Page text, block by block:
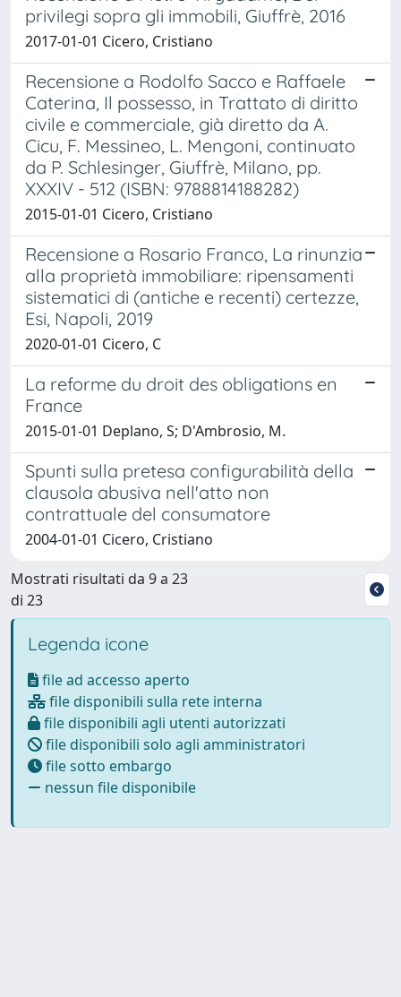
privilegi sopra gli immobili, Giuffrè, 2016
2017-01-01 Cicero, Cristiano
Recensione a Rodolfo Sacco e Raffaele
Caterina, Il possesso, in Trattato di diritto
civile e commerciale, già diretto da A.
Cicu, F. Messineo, L. Mengoni, continuato
da P. Schlesinger, Giuffrè, Milano, pp.
XXXIV - 512 (ISBN: 9788814188282)
2015-01-01 Cicero, Cristiano
Recensione a Rosario Franco, La rinunzia
alla proprietà immobiliare: ripensamenti
sistematici di (antiche e recenti) certezze,
Esi, Napoli, 2019
2020-01-01 Cicero, C
La reforme du droit des obligations en
France
2015-01-01 Deplano, S; D'Ambrosio, M.
Spunti sulla pretesa configurabilità della
clausola abusiva nell'atto non
contrattuale del consumatore
2004-01-01 Cicero, Cristiano
Mostrati risultati da 9 a 23
di 23
Legenda icone
file ad accesso aperto
file disponibili sulla rete interna
file disponibili agli utenti autorizzati
file disponibili solo agli amministratori
file sotto embargo
nessun file disponibile